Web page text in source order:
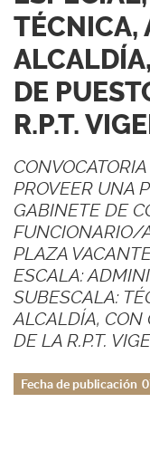
TÉCNICA,
DE
R.P.T.
PROVEER UNA
GABINETE DE
FUNCIONARIO/
PLAZA
ESCALA:
SUBESCALA:
ALCALDÍA, CON
DE LA R.P.T.
Fecha de publicación